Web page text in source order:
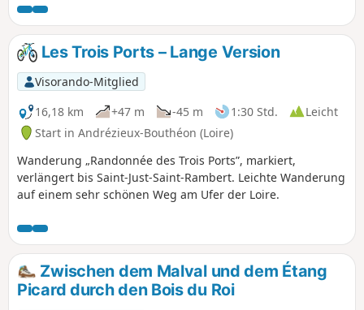
mit informativen und unterhaltsamen
Tafeln zur Fauna und Flora gesäumt.
Das Gebiet wird derzeit renaturiert,
nachdem es im letzten Jahrhundert mit
Douglasien bepflanzt wurde. Ideal für
Familienausflüge und/oder bei heißem
Wetter.
Les Trois Ports – Lange Version
Visorando-Mitglied
16,18 km
+47 m -45 m 1:30 Std.
Leicht
Start in Andrézieux-Bouthéon (Loire)
Wanderung „Randonnée des Trois Ports”, markiert,
verlängert bis Saint-Just-Saint-Rambert. Leichte Wanderung
auf einem sehr schönen Weg am Ufer der Loire.
Zwischen dem Malval und dem Étang
Picard durch den Bois du Roi